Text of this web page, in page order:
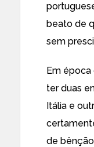
beato de
sem
Em
ter duas
Itália e
de